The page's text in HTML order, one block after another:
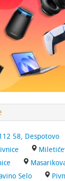
58, Despotovo
Selo